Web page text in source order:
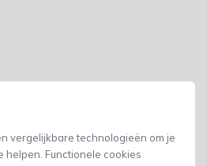
vergelijkbare technologieën om je
helpen. Functionele cookies